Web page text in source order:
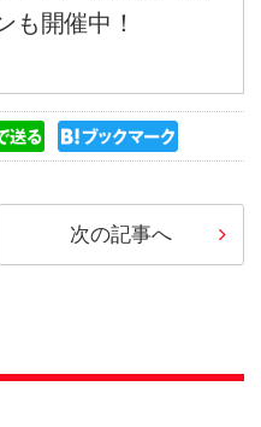
いったような
トですね。